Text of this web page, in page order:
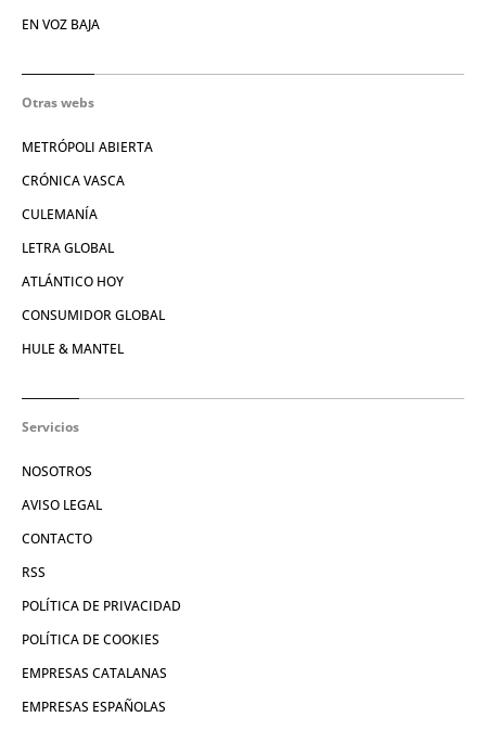
EN VOZ BAJA
Otras webs
METRÓPOLI ABIERTA
CRÓNICA VASCA
CULEMANÍA
LETRA GLOBAL
ATLÁNTICO HOY
CONSUMIDOR GLOBAL
HULE & MANTEL
Servicios
NOSOTROS
AVISO LEGAL
CONTACTO
RSS
POLÍTICA DE PRIVACIDAD
POLÍTICA DE COOKIES
EMPRESAS CATALANAS
EMPRESAS ESPAÑOLAS